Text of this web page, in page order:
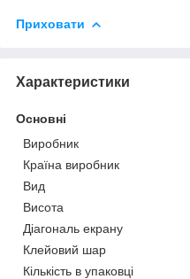
Приховати
Характеристики
Основні
Виробник
Країна виробник
Вид
Висота
Діагональ екрану
Клейовий шар
Кількість в упаковці